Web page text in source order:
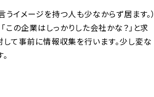
イメージを持つ人も少なからず居ます。）
の企業はしっかりした会社かな？」と求
て事前に情報収集を行います。少し変な